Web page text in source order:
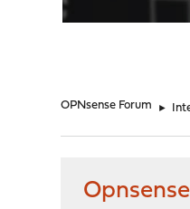
OPNsense Forum ►